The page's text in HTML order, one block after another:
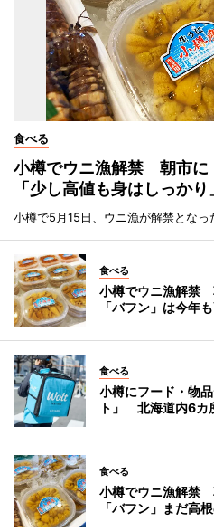
食べる
小樽でウニ漁解禁 朝市に
「少し高値も身はしっかり
小樽で5月15日、ウニ漁が解禁となっ
食べる
小樽でウニ漁解禁
「バフン」は今年
食べる
小樽にフード・物
ト」 北海道内6カ
食べる
小樽でウニ漁解禁
「バフン」まだ高